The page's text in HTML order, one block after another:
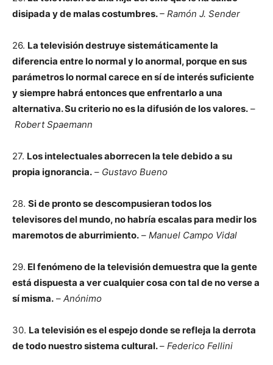
disipada y de malas costumbres.– Ramón J. Sender
26. La televisión destruye sistemáticamente la
diferencia entre lo normal y lo anormal, porque en sus
parámetros lo normal carece en sí de interés suficiente
y siempre habrá entonces que enfrentarlo a una
alternativa. Su criterio no es la difusión de los valores. –
Robert Spaemann
27. Los intelectuales aborrecen la tele debido a su
propia ignorancia. – Gustavo Bueno
28. Si de pronto se descompusieran todos los
televisores del mundo, no habría escalas para medir los
maremotos de aburrimiento. – Manuel Campo Vidal
29. El fenómeno de la televisión demuestra que la gente
está dispuesta a ver cualquier cosa con tal de no verse a
sí misma. – Anónimo
30. La televisión es el espejo donde se refleja la derrota
de todo nuestro sistema cultural.– Federico Fellini